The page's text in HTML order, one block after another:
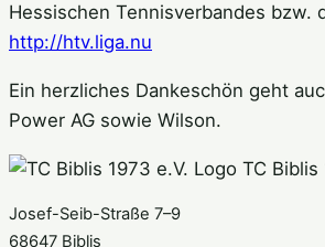
Hessischen Tennisverbandes bzw.
http://htv.liga.nu
Ein herzliches Dankeschön geht
Power AG sowie Wilson.
TC Biblis
Josef-Seib-Straße 7–9
68647 Biblis